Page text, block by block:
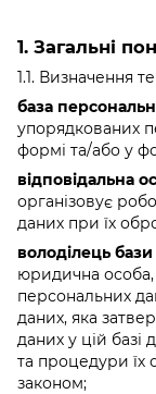
1. Загальні
1.1. Визначення
база
упорядкованих
формі та/або у
відповідальна
організовує
даних при їх
володілець
юридична особа,
персональних
даних, яка
даних у цій базі
та процедури їх
законом;